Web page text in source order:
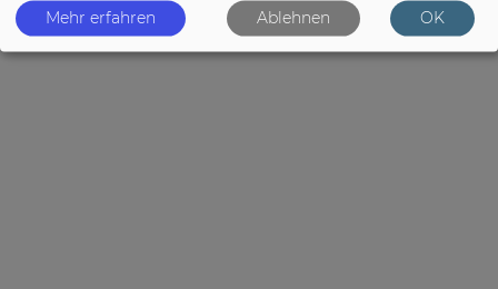
Mehr erfahren Ablehnen OK